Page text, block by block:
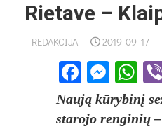
Rietave –
REDAKCIJA 2019-09-17
Nau­ją kū­ry­bi­nį
sta­ro­jo ren­gi­nių